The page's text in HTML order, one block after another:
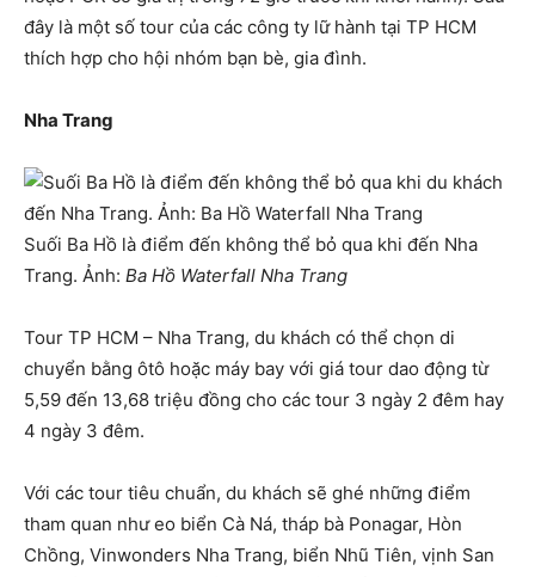
đây là một số tour của các công ty lữ hành tại TP HCM
thích hợp cho hội nhóm bạn bè, gia đình.
Nha Trang
Suối Ba Hồ là điểm đến không thể bỏ qua khi đến Nha
Trang. Ảnh: Ba Hồ Waterfall Nha Trang
Tour TP HCM – Nha Trang, du khách có thể chọn di
chuyển bằng ôtô hoặc máy bay với giá tour dao động từ
5,59 đến 13,68 triệu đồng cho các tour 3 ngày 2 đêm hay
4 ngày 3 đêm.
Với các tour tiêu chuẩn, du khách sẽ ghé những điểm
tham quan như eo biển Cà Ná, tháp bà Ponagar, Hòn
Chồng, Vinwonders Nha Trang, biển Nhũ Tiên, vịnh San